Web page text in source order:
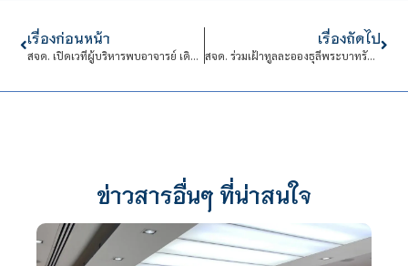
เรื่องก่อนหน้า
สจด. เปิดเวทีผู้บริหารพบอาจารย์ เดินหน้าถ่ายทอดแผนยุทธศาสตร์ 2570-2574ยกระดับการศึกษา บุคลากร และการบริหารองค์กร
เรื่องถัดไป
สจด. ร่วมเฝ้าทูลละอองธุลีพระบาทรับเสด็จ
ข่าวสารอื่นๆ ที่น่าสนใจ